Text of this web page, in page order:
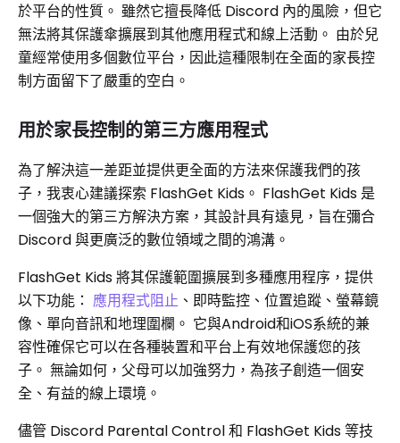
於平台的性質。 雖然它擅長降低 Discord 內的風險，但它
無法將其保護傘擴展到其他應用程式和線上活動。 由於兒
童經常使用多個數位平台，因此這種限制在全面的家長控
制方面留下了嚴重的空白。
用於家長控制的第三方應用程式
為了解決這一差距並提供更全面的方法來保護我們的孩
子，我衷心建議探索 FlashGet Kids。 FlashGet Kids 是
一個強大的第三方解決方案，其設計具有遠見，旨在彌合
Discord 與更廣泛的數位領域之間的鴻溝。
FlashGet Kids 將其保護範圍擴展到多種應用程序，提供
以下功能： 應用程式阻止 、即時監控、位置追蹤、螢幕鏡
像、單向音訊和地理圍欄。 它與Android和iOS系統的兼
容性確保它可以在各種裝置和平台上有效地保護您的孩
子。 無論如何，父母可以加強努力，為孩子創造一個安
全、有益的線上環境。
儘管 Discord Parental Control 和 FlashGet Kids 等技